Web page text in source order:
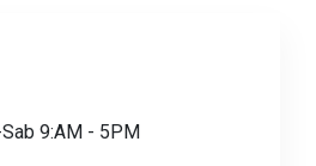
9:AM - 5PM